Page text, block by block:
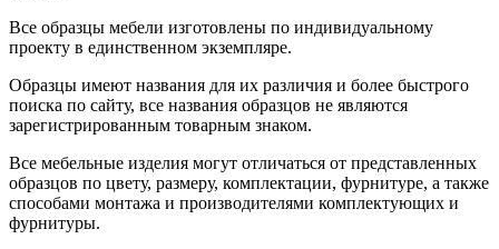
Все образцы мебели изготовлены по индивидуальному
проекту в единственном экземпляре.
Образцы имеют названия для их различия и более быстрого
поиска по сайту, все названия образцов не являются
зарегистрированным товарным знаком.
Все мебельные изделия могут отличаться от представленных
образцов по цвету, размеру, комплектации, фурнитуре, а также
способами монтажа и производителями комплектующих и
фурнитуры.